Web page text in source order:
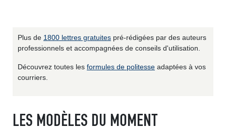
Plus de 1800 lettres gratuites pré-rédigées par des auteurs
professionnels et accompagnées de conseils d'utilisation.
Découvrez toutes les formules de politesse adaptées à vos
courriers.
LES MODÈLES DU MOMENT